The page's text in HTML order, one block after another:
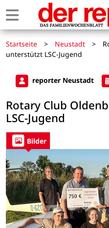
Startseite > Neustadt >
unterstützt LSC-Jugend
reporter Neustadt
Rotary Club
LSC-Jugend
Bilder